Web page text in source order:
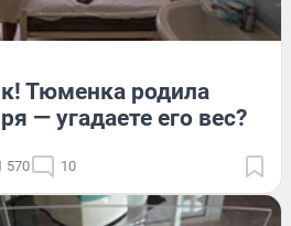
Тюменка родила
— угадаете его вес?
570 10